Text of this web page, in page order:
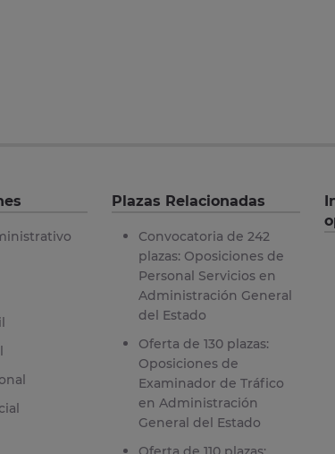
Plazas Relacionadas
Convocatoria de 242
plazas: Oposiciones de
Personal Servicios en
Administración General
del Estado
Oferta de 130 plazas:
Oposiciones de
Examinador de Tráfico
en Administración
General del Estado